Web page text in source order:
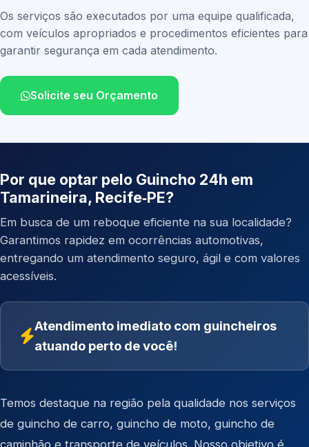
Os serviços são executados por uma equipe qualificada,
com veículos apropriados e procedimentos eficientes para
garantir segurança em cada atendimento.
Solicite seu Orçamento
Por que optar pelo Guincho 24h em
Tamarineira, Recife‑PE?
Em busca de um reboque eficiente na sua localidade?
Garantimos rapidez em ocorrências automotivas,
entregando um atendimento seguro, ágil e com valores
acessíveis.
Atendimento imediato com guincheiros
atuando perto de você!
Temos destaque na região pela qualidade nos serviços
de guincho de carro, guincho de moto, guincho de
caminhão e transporte de veículos . Nosso objetivo é